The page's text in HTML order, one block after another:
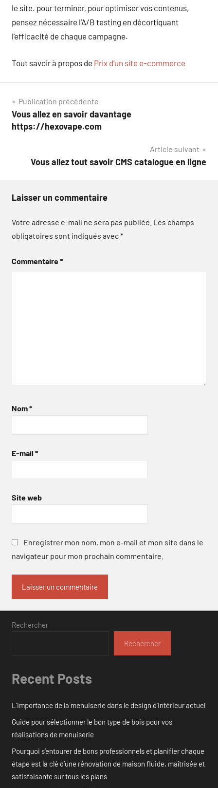
le site. pour terminer, pour optimiser vos contenus,
pensez nécessaire l’A/B testing en décortiquant
l’efficacité de chaque campagne.
Tout savoir à propos de Prix d’un site e-commerce
Navigation
de
Publication précédente
Vous allez en savoir davantage
https://hexovape.com
Article suivant
Vous allez tout savoir CMS catalogue en ligne
Laisser un commentaire
Votre adresse e-mail ne sera pas publiée. Les champs
obligatoires sont indiqués avec*
Commentaire*
Nom*
E-mail *
Site web
Enregistrer mon nom, mon e-mail et mon site dans le
navigateur pour mon prochain commentaire.
Rechercher
Rechercher
Recent Posts
L’importance de la menuiserie dans le design d’intérieur actuel
Guide pour sélectionner le bon type de bois pour vos
réalisations de menuiserie
Pourquoi s’entourer de bons professionnels et planifier chaque
étape est la clé d’une rénovation de maison fluide, maîtrisée et
satisfaisante sur tous les plans